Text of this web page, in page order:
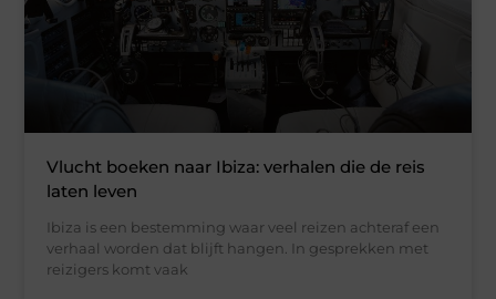
Vlucht boeken naar Ibiza: verhalen die de reis
laten leven
Ibiza is een bestemming waar veel reizen achteraf een
verhaal worden dat blijft hangen. In gesprekken met
reizigers komt vaak